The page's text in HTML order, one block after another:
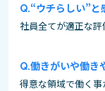
“ウチらしい”と
社員全てが適正な評
働きがいや働き
得意な領域で働く事